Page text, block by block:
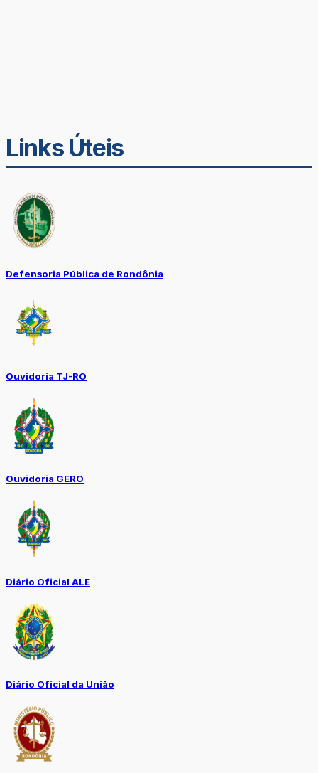
Links Úteis
Defensoria Pública de Rondônia
Ouvidoria TJ-RO
Ouvidoria GERO
Diário Oficial ALE
Diário Oficial da União